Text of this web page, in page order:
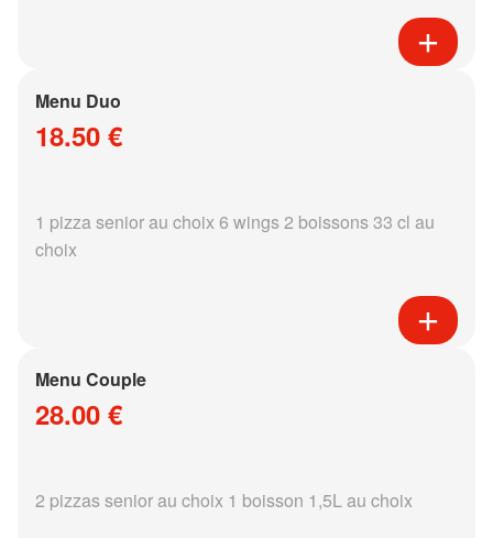
Menu Duo
18.50 €
1 pizza senior au choix 6 wings 2 boissons 33 cl au
choix
Menu Couple
28.00 €
2 pizzas senior au choix 1 boisson 1,5L au choix